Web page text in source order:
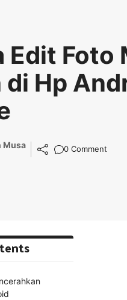
Edit Foto
di Hp
Musa 0 Comment